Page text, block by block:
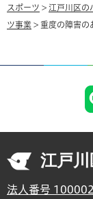
スポーツ > 江戸川区の
ツ事業 > 重度の障害の
江戸
法人番号